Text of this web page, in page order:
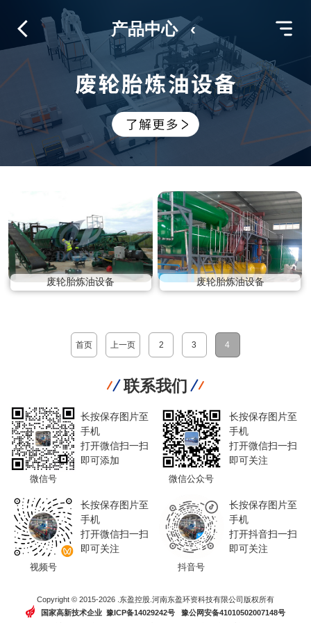
产品中心 ‹
废轮胎炼油设备 废轮胎炼油设备
首页 上一页 2 3 4
联系我们
微信号
长按保存图片至
手机
打开微信扫一扫
即可添加
微信公众号
长按保存图片至
手机
打开微信扫一扫
即可关注
视频号
长按保存图片至
手机
打开微信扫一扫
即可关注
抖音号
长按保存图片至
手机
打开抖音扫一扫
即可关注
Copyright © 2015-2026 .东盈控股.河南东盈环资科技有限公司版权所有
国家高新技术企业 豫ICP备14029242号豫公网安备41010502007148号